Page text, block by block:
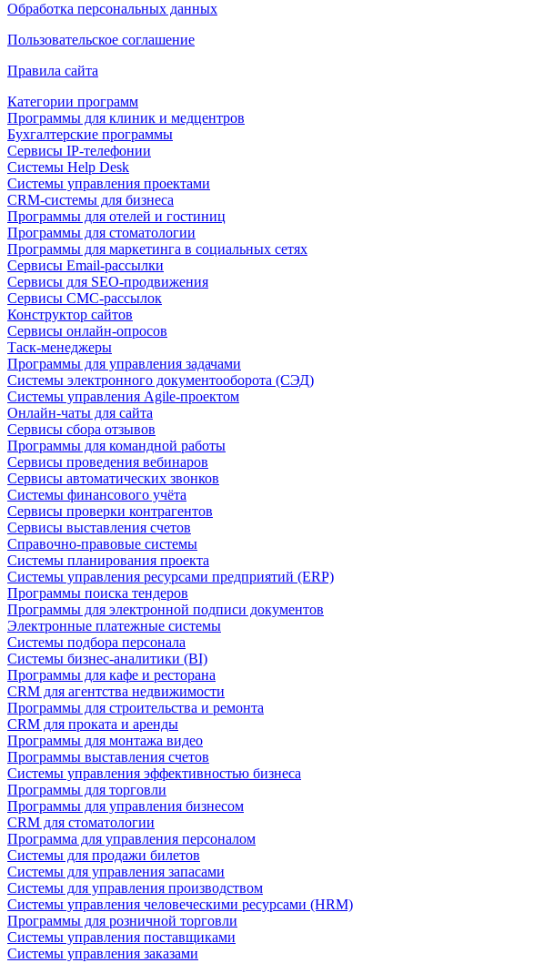
Обработка персональных данных
Пользовательское соглашение
Правила сайта
Категории программ
Программы для клиник и медцентров
Бухгалтерские программы
Сервисы IP-телефонии
Системы Help Desk
Системы управления проектами
CRM-системы для бизнеса
Программы для отелей и гостиниц
Программы для стоматологии
Программы для маркетинга в социальных сетях
Сервисы Email-рассылки
Сервисы для SEO-продвижения
Сервисы СМС-рассылок
Конструктор сайтов
Сервисы онлайн-опросов
Таск-менеджеры
Программы для управления задачами
Системы электронного документооборота (СЭД)
Системы управления Agile-проектом
Онлайн-чаты для сайта
Сервисы сбора отзывов
Программы для командной работы
Сервисы проведения вебинаров
Сервисы автоматических звонков
Системы финансового учёта
Сервисы проверки контрагентов
Сервисы выставления счетов
Справочно-правовые системы
Системы планирования проекта
Системы управления ресурсами предприятий (ERP)
Программы поиска тендеров
Программы для электронной подписи документов
Электронные платежные системы
Системы подбора персонала
Системы бизнес-аналитики (BI)
Программы для кафе и ресторана
CRM для агентства недвижимости
Программы для строительства и ремонта
CRM для проката и аренды
Программы для монтажа видео
Программы выставления счетов
Системы управления эффективностью бизнеса
Программы для торговли
Программы для управления бизнесом
CRM для стоматологии
Программа для управления персоналом
Системы для продажи билетов
Системы для управления запасами
Системы для управления производством
Системы управления человеческими ресурсами (HRM)
Программы для розничной торговли
Системы управления поставщиками
Системы управления заказами